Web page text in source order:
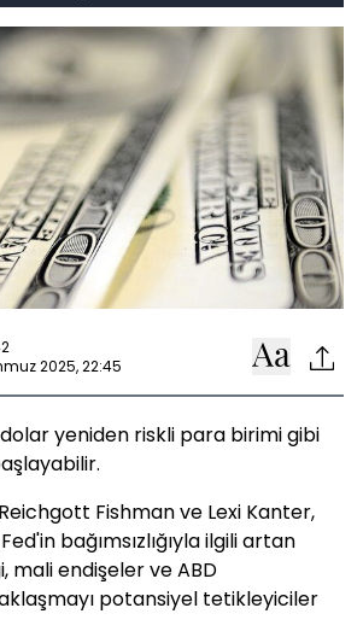
2025, 22:45
yeniden riskli para birimi gibi
Fishman ve Lexi Kanter,
bağımsızlığıyla ilgili artan
mali endişeler ve ABD
potansiyel tetikleyiciler